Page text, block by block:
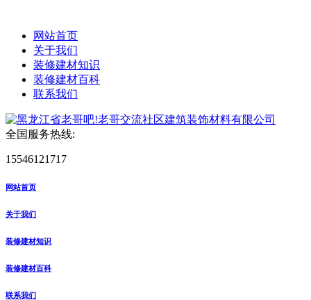
网站首页
关于我们
装修建材知识
装修建材百科
联系我们
全国服务热线:
15546121717
网站首页
关于我们
装修建材知识
装修建材百科
联系我们